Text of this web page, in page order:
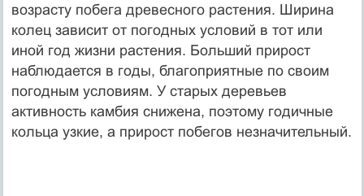
возрасту побега древесного растения. Ширина
колец зависит от погодных условий в тот или
иной год жизни растения. Больший прирост
наблюдается в годы, благоприятные по своим
погодным условиям. У старых деревьев
активность камбия снижена, поэтому годичные
кольца узкие, а прирост побегов незначительный.